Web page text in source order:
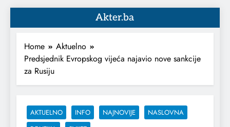
Akter.ba
Home
Aktuelno
Predsjednik Evropskog vijeća najavio nove sankcije
za Rusiju
AKTUELNO INFO NAJNOVIJE
NASLOVNA